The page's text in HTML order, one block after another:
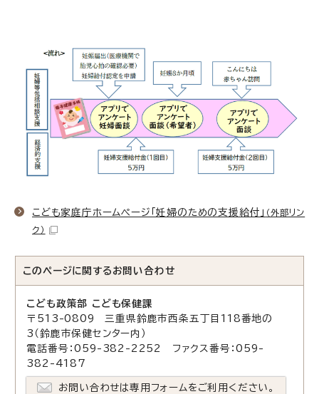
こども家庭庁ホームページ「妊婦のための支援給付」 （外部リン
ク）
このページに関する お問い合わせ
こども政策部 こども保健課
〒513-0809 三重県鈴鹿市西条五丁目118番地の
3（鈴鹿市保健センター内）
電話番号：059-382-2252 ファクス番号：059-
382-4187
お問い合わせは専用フォームをご利用ください。